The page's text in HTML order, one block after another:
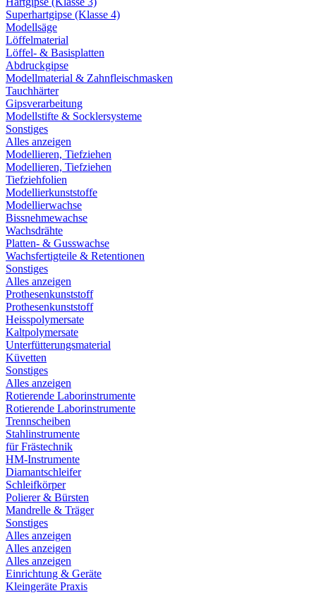
Superhartgipse (Klasse 4)
Modellsäge
Löffelmaterial
Löffel- & Basisplatten
Abdruckgipse
Modellmaterial & Zahnfleischmasken
Tauchhärter
Gipsverarbeitung
Modellstifte & Socklersysteme
Sonstiges
Alles anzeigen
Modellieren, Tiefziehen
Modellieren, Tiefziehen
Tiefziehfolien
Modellierkunststoffe
Modellierwachse
Bissnehmewachse
Wachsdrähte
Platten- & Gusswachse
Wachsfertigteile & Retentionen
Sonstiges
Alles anzeigen
Prothesenkunststoff
Prothesenkunststoff
Heisspolymersate
Kaltpolymersate
Unterfütterungsmaterial
Küvetten
Sonstiges
Alles anzeigen
Rotierende Laborinstrumente
Rotierende Laborinstrumente
Trennscheiben
Stahlinstrumente
für Frästechnik
HM-Instrumente
Diamantschleifer
Schleifkörper
Polierer & Bürsten
Mandrelle & Träger
Sonstiges
Alles anzeigen
Alles anzeigen
Alles anzeigen
Einrichtung & Geräte
Kleingeräte Praxis